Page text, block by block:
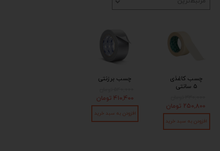
چسب کاغذی
۵ سانتی
۲۵۰,۸۰۰ تومان
افزودن به سبد خرید
چسب برزنتی
۴۱۰,۴۰۰ تومان
افزودن به سبد خرید